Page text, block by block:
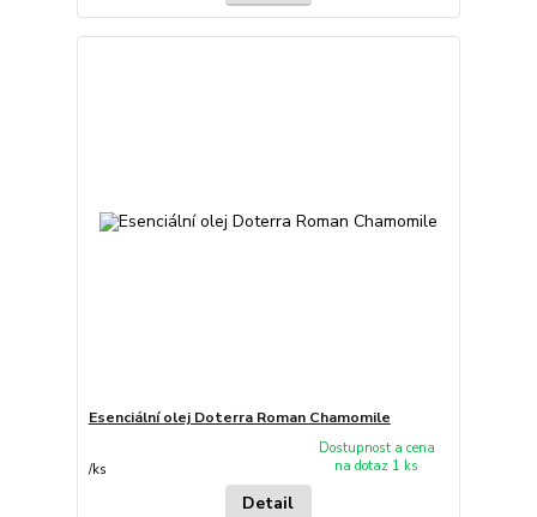
Esenciální olej Doterra Roman Chamomile
/ks
Dostupnost a cena
na dotaz 1 ks
Detail